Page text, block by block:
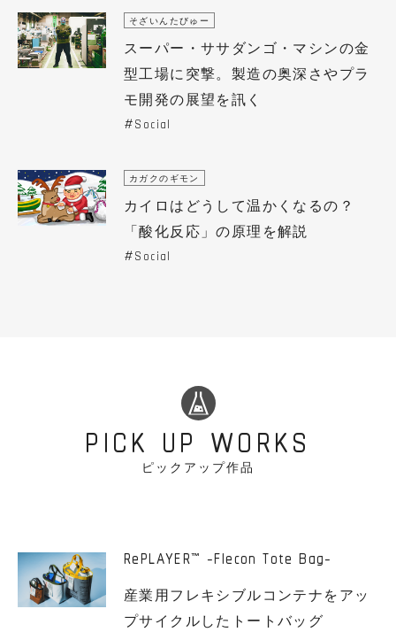
そざいんたびゅー
スーパー・ササダンゴ・マシンの金
型工場に突撃。製造の奥深さやプラ
モ開発の展望を訊く
Social
カガクのギモン
カイロはどうして温かくなるの？
「酸化反応」の原理を解説
Social
PICK UP WORKS
ピックアップ作品
RePLAYER™ -Flecon Tote Bag-
産業用フレキシブルコンテナをアッ
プサイクルしたトートバッグ